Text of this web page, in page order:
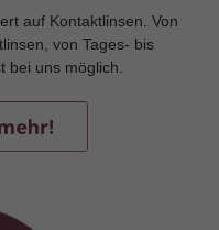
auf Kontaktlinsen. Von
von Tages- bis
bei uns möglich.